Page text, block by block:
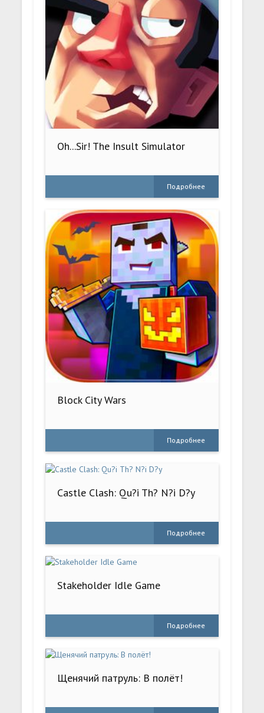
Oh...Sir! The Insult Simulator
Подробнее
Block City Wars
Подробнее
Castle Clash: Qu?i Th? N?i D?y
Подробнее
Stakeholder Idle Game
Подробнее
Щенячий патруль: В полёт!